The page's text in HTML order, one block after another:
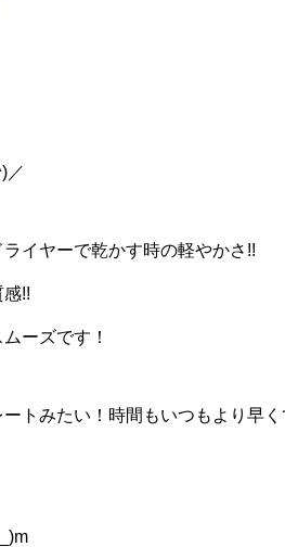
／
イヤーで乾かす時の軽やかさ!!
!!
ーズです！
トみたい！時間もいつもより早く